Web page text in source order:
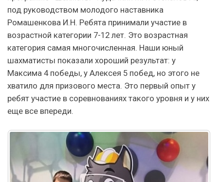
под руководством молодого наставника
Ромашенкова И.Н. Ребята принимали участие в
возрастной категории 7-12 лет. Это возрастная
категория самая многочисленная. Наши юный
шахматисты показали хороший результат: у
Максима 4 победы, у Алексея 5 побед, но этого не
хватило для призового места. Это первый опыт у
ребят участие в соревнованиях такого уровня и у них
еще все впереди.